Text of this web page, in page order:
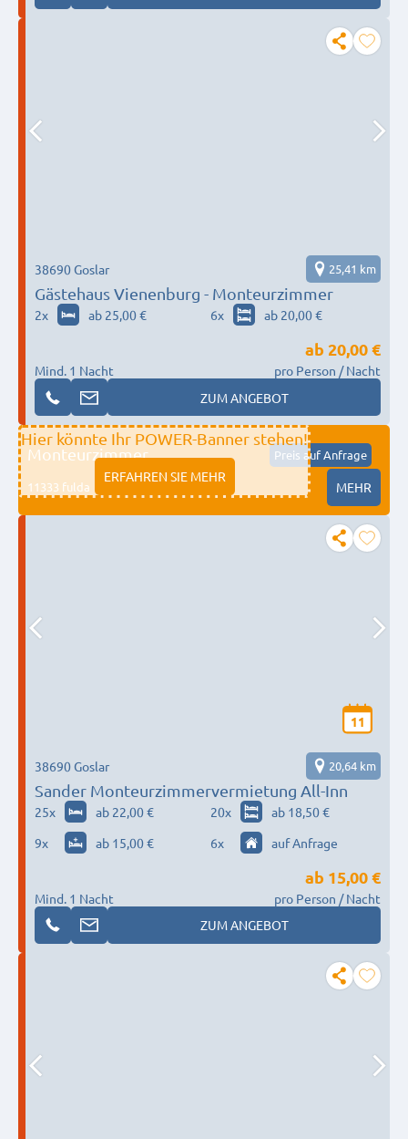
Gästehaus Vienenburg - Monteurzimmer
38690 Goslar 25,41 km
2x ab 25,00 € 6x ab 20,00 €
Mind. 1 Nacht
ab 20,00 €
pro Person / Nacht
ZUM ANGEBOT
Hier könnte Ihr POWER-Banner stehen!
ERFAHREN SIE MEHR
Monteurzimmer Preis auf Anfrage
11333 fulda MEHR
11
Sander Monteurzimmervermietung All-Inn
38690 Goslar 20,64 km
25x ab 22,00 € 20x
ab 18,50 €
9x ab 15,00 € 6x auf Anfrage
Mind. 1 Nacht
ab 15,00 €
pro Person / Nacht
ZUM ANGEBOT